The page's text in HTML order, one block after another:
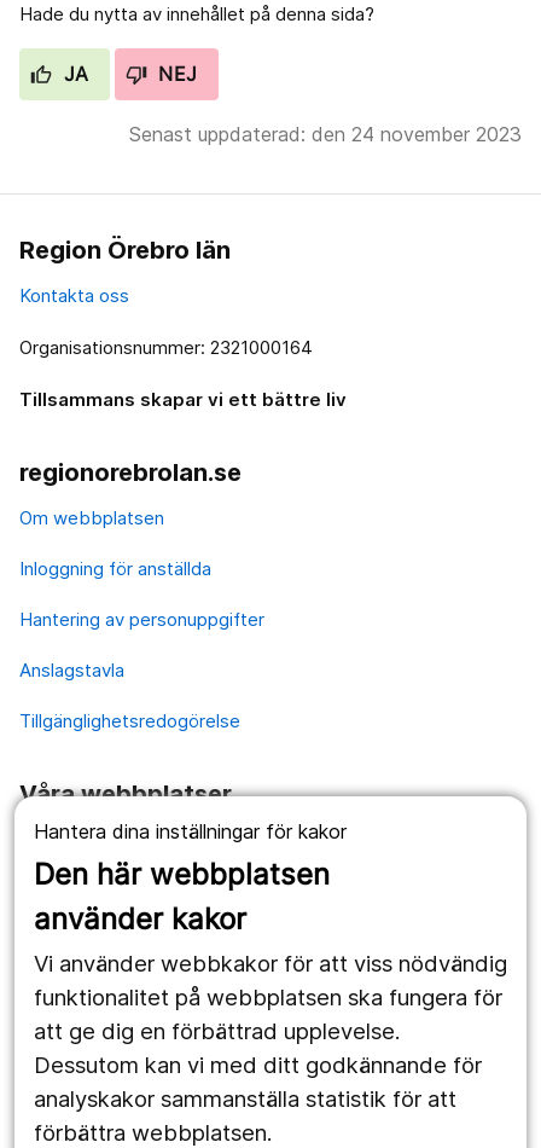
Hantera dina inställningar för kakor
Den här webbplatsen
använder kakor
Vi använder webbkakor för att viss nödvändig
funktionalitet på webbplatsen ska fungera för
att ge dig en förbättrad upplevelse.
Dessutom kan vi med ditt godkännande för
analyskakor sammanställa statistik för att
förbättra webbplatsen.
Hade du nytta av innehållet på denna sida?
JA NEJ
Senast uppdaterad: den 24 november 2023
Region Örebro län
Kontakta oss
Organisationsnummer: 2321000164
Tillsammans skapar vi ett bättre liv
regionorebrolan.se
Om webbplatsen
Inloggning för anställda
Hantering av personuppgifter
Anslagstavla
Tillgänglighetsredogörelse
Våra webbplatser
1177.se
Länstrafiken
Utveckling
Följ oss
Facebook